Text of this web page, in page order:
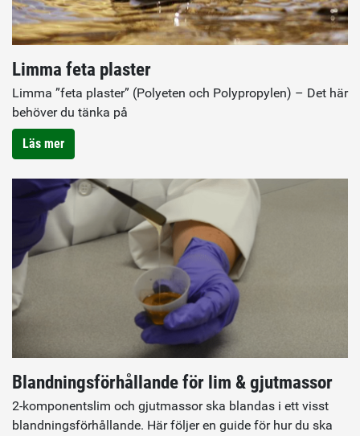
Limma feta plaster
Limma ”feta plaster” (Polyeten och Polypropylen) – Det här
behöver du tänka på
Läs mer
Blandningsförhållande för lim & gjutmassor
2-komponentslim och gjutmassor ska blandas i ett visst
blandningsförhållande. Här följer en guide för hur du ska